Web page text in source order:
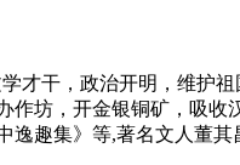
才干，政治开明，维护
坊，开金银铜矿，吸
趣集》等,著名文人董